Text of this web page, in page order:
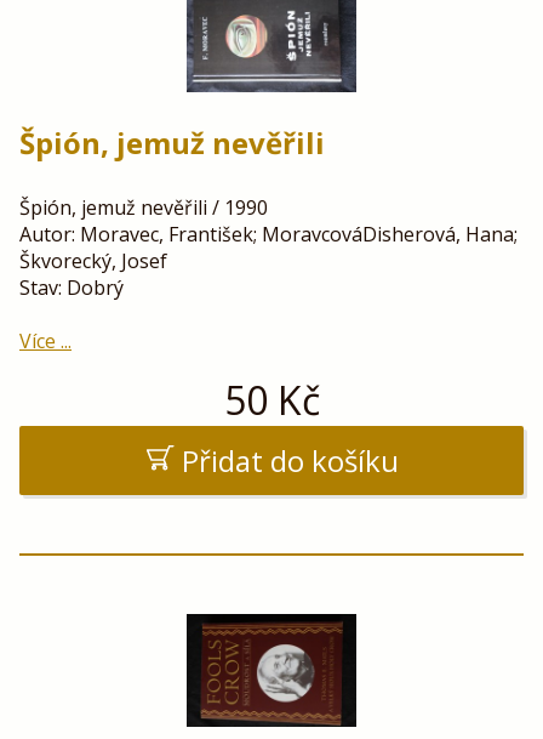
Špión, jemuž nevěřili
Špión, jemuž nevěřili / 1990
Autor: Moravec, František; MoravcováDisherová, Hana;
Škvorecký, Josef
Stav: Dobrý
Více ...
50 Kč
Přidat do košíku